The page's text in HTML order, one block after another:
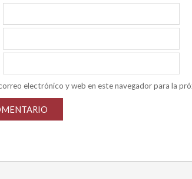
electrónico y web en este navegador para la